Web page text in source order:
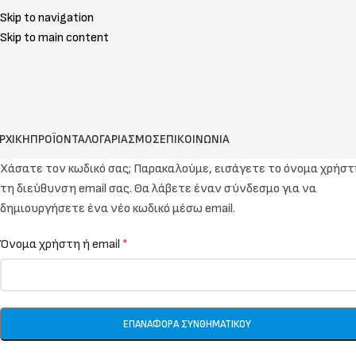
Skip to navigation
Skip to main content
ΠΡΟΪΟΝΤΑΛΟΓΑΡΙΑΣΜΟΣΕΠΙΚΟΙΝΩΝΙΑ
Χάσατε τον κωδικό σας; Παρακαλούμε, εισάγετε το όνομα
τη διεύθυνση email σας. Θα λάβετε έναν σύνδεσμο για να
δημιουργήσετε ένα νέο κωδικό μέσω email.
Όνομα χρήστη ή email *
ΕΠΑΝΑΦΟΡΆ ΣΥΝΘΗΜΑΤΙΚΟΎ